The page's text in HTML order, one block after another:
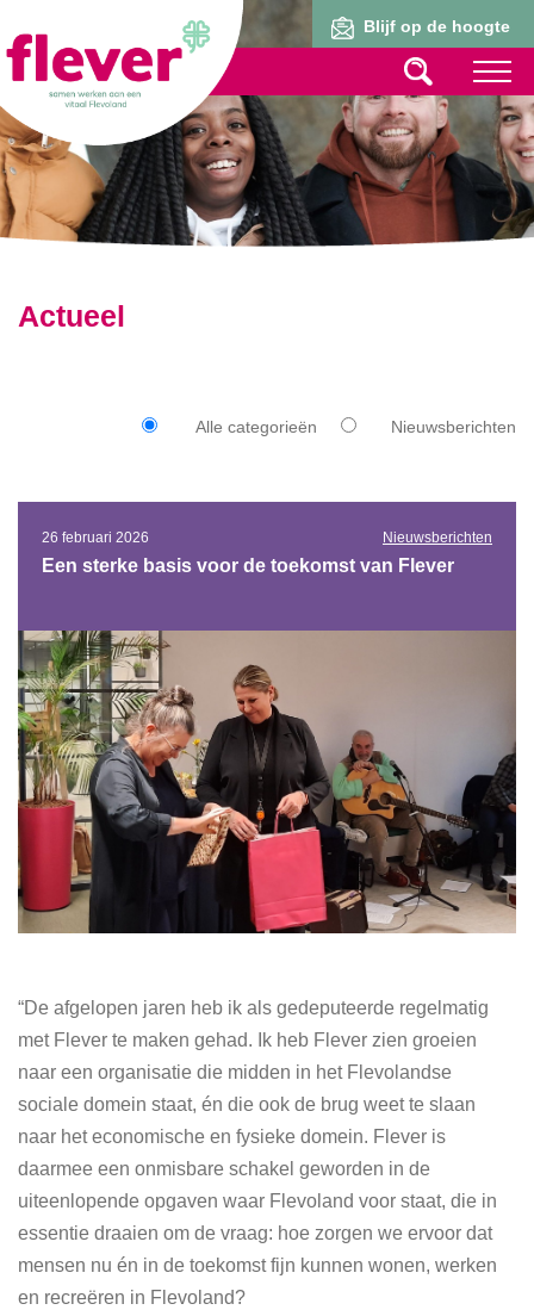
Blijf op de hoogte
Actueel
Alle categorieën Nieuwsberichten
26 februari 2026 Nieuwsberichten
Een sterke basis voor de toekomst van Flever
“De afgelopen jaren heb ik als gedeputeerde regelmatig
met Flever te maken gehad. Ik heb Flever zien groeien
naar een organisatie die midden in het Flevolandse
sociale domein staat, én die ook de brug weet te slaan
naar het economische en fysieke domein. Flever is
daarmee een onmisbare schakel geworden in de
uiteenlopende opgaven waar Flevoland voor staat, die in
essentie draaien om de vraag: hoe zorgen we ervoor dat
mensen nu én in de toekomst fijn kunnen wonen, werken
en recreëren in Flevoland?